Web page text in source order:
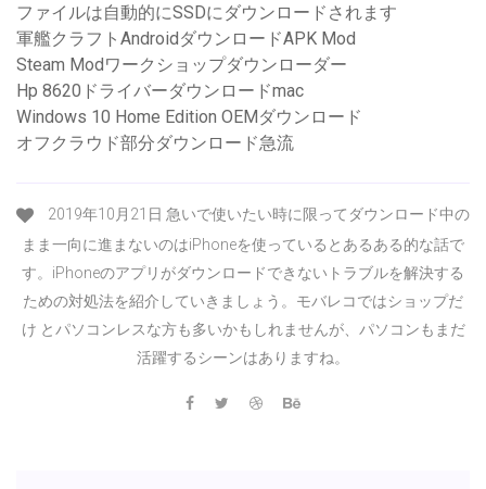
ファイルは自動的にSSDにダウンロードされます
軍艦クラフトAndroidダウンロードAPK Mod
Steam Modワークショップダウンローダー
Hp 8620ドライバーダウンロードmac
Windows 10 Home Edition OEMダウンロード
オフクラウド部分ダウンロード急流
2019年10月21日 急いで使いたい時に限ってダウンロード中の
まま一向に進まないのはiPhoneを使っているとあるある的な話で
す。iPhoneのアプリがダウンロードできないトラブルを解決する
ための対処法を紹介していきましょう。モバレコではショップだ
け とパソコンレスな方も多いかもしれませんが、パソコンもまだ
活躍するシーンはありますね。